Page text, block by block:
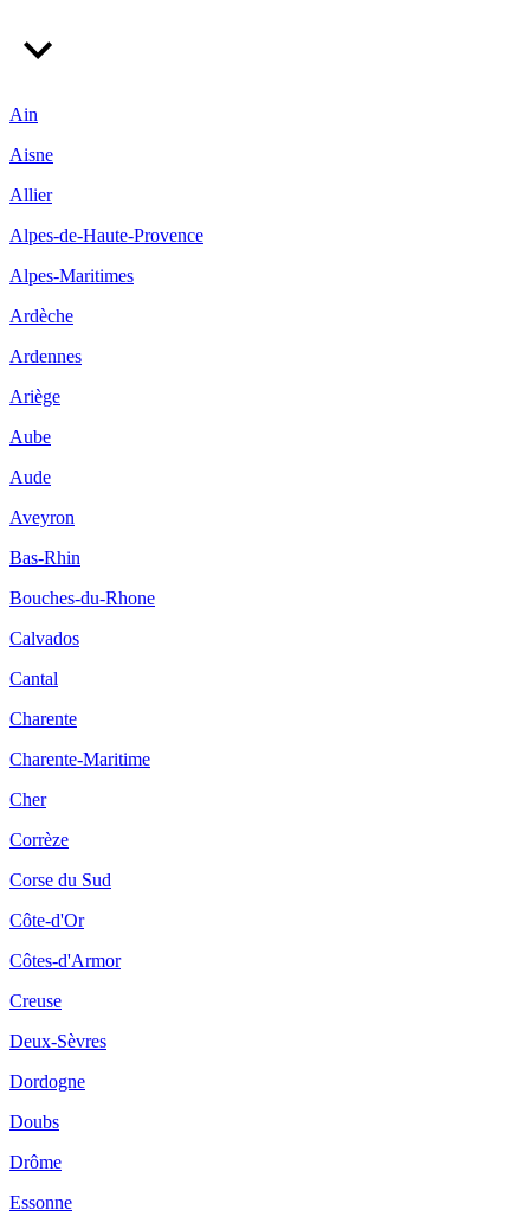
Ain
Aisne
Allier
Alpes-de-Haute-Provence
Alpes-Maritimes
Ardèche
Ardennes
Ariège
Aube
Aude
Aveyron
Bas-Rhin
Bouches-du-Rhone
Calvados
Cantal
Charente
Charente-Maritime
Cher
Corrèze
Corse du Sud
Côte-d'Or
Côtes-d'Armor
Creuse
Deux-Sèvres
Dordogne
Doubs
Drôme
Essonne